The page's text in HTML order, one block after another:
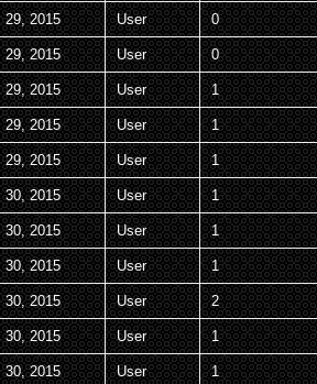
29, 2015 User 0
29, 2015 User 0
29, 2015 User 1
29, 2015 User 1
29, 2015 User 1
30, 2015 User 1
30, 2015 User 1
30, 2015 User 1
30, 2015 User 2
30, 2015 User 1
30, 2015 User 1